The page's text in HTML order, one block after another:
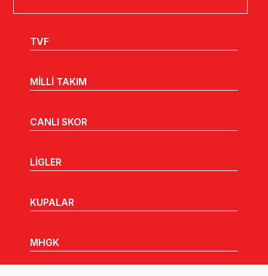
TVF
MİLLİ TAKIM
CANLI SKOR
LİGLER
KUPALAR
MHGK